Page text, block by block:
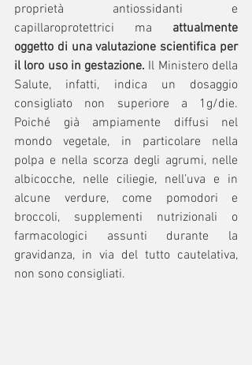
proprietà antiossidanti e
capillaroprotettrici ma attualmente
oggetto di una valutazione scientifica per
il loro uso in gestazione. Il Ministero della
Salute, infatti, indica un dosaggio
consigliato non superiore a 1g/die.
Poiché già ampiamente diffusi nel
mondo vegetale, in particolare nella
polpa e nella scorza degli agrumi, nelle
albicocche, nelle ciliegie, nell’uva e in
alcune verdure, come pomodori e
broccoli, supplementi nutrizionali o
farmacologici assunti durante la
gravidanza, in via del tutto cautelativa,
non sono consigliati.